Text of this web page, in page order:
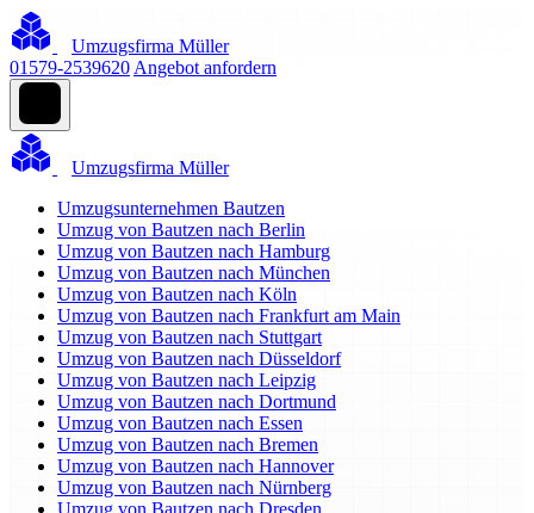
Umzugsfirma Müller
01579-2539620 Angebot anfordern
Umzugsfirma Müller
Umzugsunternehmen Bautzen
Umzug von Bautzen nach Berlin
Umzug von Bautzen nach Hamburg
Umzug von Bautzen nach München
Umzug von Bautzen nach Köln
Umzug von Bautzen nach Frankfurt am Main
Umzug von Bautzen nach Stuttgart
Umzug von Bautzen nach Düsseldorf
Umzug von Bautzen nach Leipzig
Umzug von Bautzen nach Dortmund
Umzug von Bautzen nach Essen
Umzug von Bautzen nach Bremen
Umzug von Bautzen nach Hannover
Umzug von Bautzen nach Nürnberg
Umzug von Bautzen nach Dresden